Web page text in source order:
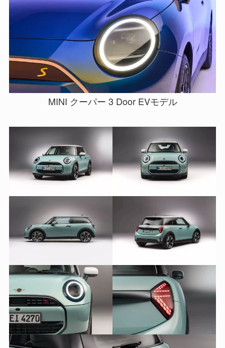
MINI クーパー 3 Door EVモデル